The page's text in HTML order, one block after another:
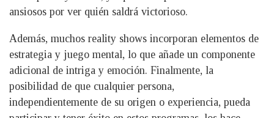
ansiosos por ver quién saldrá victorioso.
Además, muchos reality shows incorporan elementos de
estrategia y juego mental, lo que añade un componente
adicional de intriga y emoción. Finalmente, la
posibilidad de que cualquier persona,
independientemente de su origen o experiencia, pueda